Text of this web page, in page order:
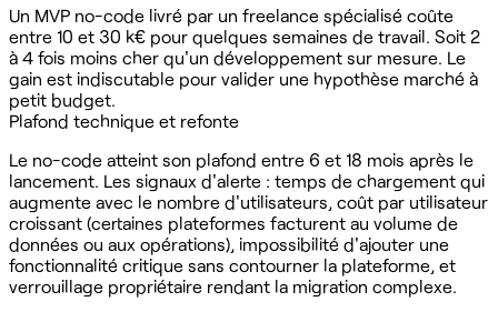
Un MVP no-code livré par un freelance spécialisé coûte
entre 10 et 30 k€ pour quelques semaines de travail. Soit 2
à 4 fois moins cher qu'un développement sur mesure. Le
gain est indiscutable pour valider une hypothèse marché à
petit budget.
Plafond technique et refonte
Le no-code atteint son plafond entre 6 et 18 mois après le
lancement. Les signaux d'alerte : temps de chargement qui
augmente avec le nombre d'utilisateurs, coût par utilisateur
croissant (certaines plateformes facturent au volume de
données ou aux opérations), impossibilité d'ajouter une
fonctionnalité critique sans contourner la plateforme, et
verrouillage propriétaire rendant la migration complexe.